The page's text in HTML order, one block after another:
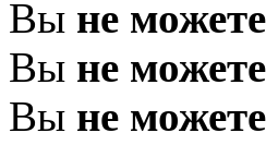
Вы не можете
Вы не можете
Вы не можете